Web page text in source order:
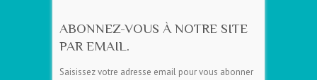
ABONNEZ-VOUS À NOTRE SITE
PAR EMAIL.
Saisissez votre adresse email pour vous abonner